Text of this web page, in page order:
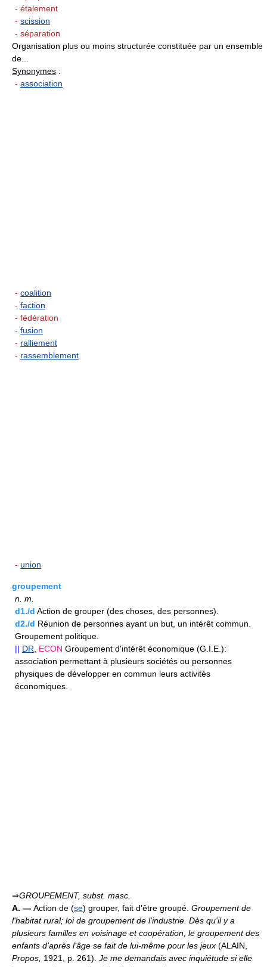
- étalement
- scission
- séparation
Organisation plus ou moins structurée constituée par un ensemble
de...
Synonymes :
- association
- coalition
- faction
- fédération
- fusion
- ralliement
- rassemblement
- union
groupement
n. m.
d1./d Action de grouper (des choses, des personnes).
d2./d Réunion de personnes ayant un but, un intérêt commun.
Groupement politique.
|| DR ECON Groupement d'intérêt économique (G.I.E.):
association permettant à plusieurs sociétés ou personnes
physiques de développer en commun leurs activités
économiques.
⇒GROUPEMENT, subst. masc.
A. — Action de (se) grouper, fait d'être groupé. Groupement de
l'habitat rural; loi de groupement de l'industrie. Dès qu'il y a
plusieurs familles en voisinage et coopération, le groupement des
enfants d'après l'âge se fait de lui-même pour les jeux (ALAIN,
Propos, 1921, p. 261). Je me demandais avec inquiétude si elle